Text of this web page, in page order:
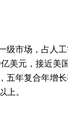
级市场，占人
美元，接近
年复合年增
。